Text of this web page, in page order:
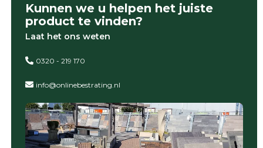
Kunnen we u helpen het juiste
product te vinden?
Laat het ons weten
0320 - 219 170
info@onlinebestrating.nl